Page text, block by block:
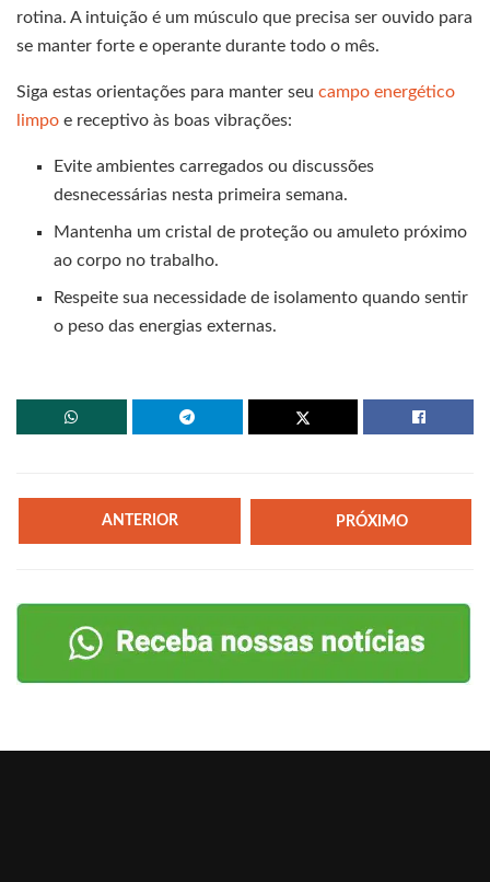
rotina. A intuição é um músculo que precisa ser ouvido para
se manter forte e operante durante todo o mês.
Siga estas orientações para manter seu campo energético
limpo e receptivo às boas vibrações:
Evite ambientes carregados ou discussões
desnecessárias nesta primeira semana.
Mantenha um cristal de proteção ou amuleto próximo
ao corpo no trabalho.
Respeite sua necessidade de isolamento quando sentir
o peso das energias externas.
ANTERIOR PRÓXIMO